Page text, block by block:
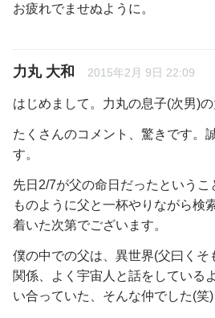
お疲れでませぬように。
力丸 大和 2015年2月 9日 22:09
はじめまして。力丸の息子(次男)の
たくさんのコメント、驚きです。
す。
先日2/7が父の命日だったという
ものように父と一杯やりながら検
着いた次第でございます。
僕の中での父は、異世界(父曰くそ
関係、よく宇宙人と話をしている
い合っていた、そんな仲でした(笑)